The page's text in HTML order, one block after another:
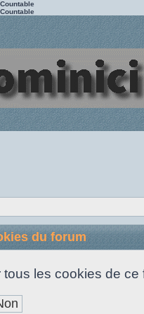
du forum
les cookies de ce